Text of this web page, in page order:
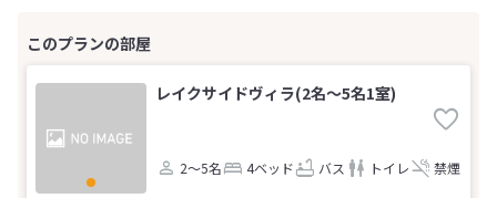
レイクサイドヴィラ(2名～5名1室)
2～5名 4ベッド バス トイレ 禁煙